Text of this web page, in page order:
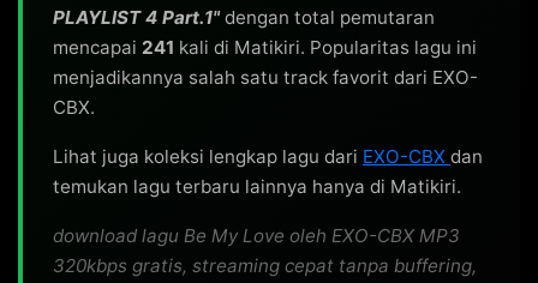
PLAYLIST 4 Part.1"dengan total pemutaran
mencapai 241 kali di Matikiri. Popularitas lagu ini
menjadikannya salah satu track favorit dari EXO-
CBX.
Lihat juga koleksi lengkap lagu dari EXO-CBX dan
temukan lagu terbaru lainnya hanya di Matikiri.
download lagu Be My Love oleh EXO-CBX MP3
320kbps gratis, streaming cepat tanpa buffering,